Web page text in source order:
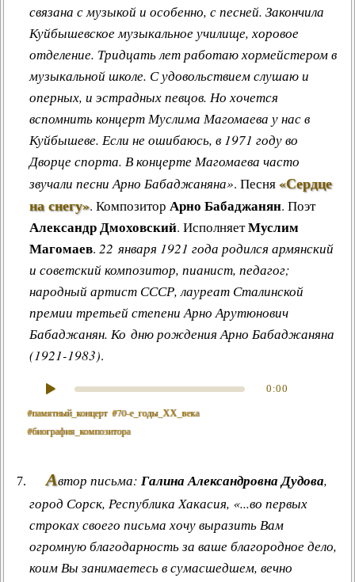
связана с музыкой и особенно, с песней. Закончила
Куйбышевское музыкальное училище, хоровое
отделение. Тридцать лет работаю хормейстером в
музыкальной школе. С удовольствием слушаю и
оперных, и эстрадных певцов. Но хочется
вспомнить концерт Муслима Магомаева у нас в
Куйбышеве. Если не ошибаюсь, в 1971 году во
Дворце спорта. В концерте Магомаева часто
звучали песни Арно Бабаджаняна». Песня«Сердце
на снегу». Композитор Арно Бабаджанян. Поэт
Александр Дмоховский. ИсполняетМуслим
Магомаев. 22 января 1921 года родился армянский
и советский композитор, пианист, педагог;
народный артист СССР, лауреат Сталинской
премии третьей степениАрно Арутюнович
Бабаджанян. Ко дню рождения Арно Бабаджаняна
(1921-1983).
0:00
#памятный_концерт #70‑е_годы_ХХ_века
#биография_композитора
Автор письма: Галина Александровна Дудова,
город Сорск, Республика Хакасия, «...во первых
строках своего письма хочу выразить Вам
огромную благодарность за ваше благородное дело,
коим Вы занимаетесь в сумасшедшем, вечно